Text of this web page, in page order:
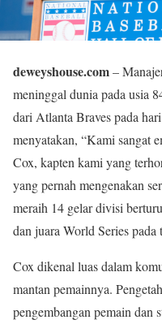
deweyshouse.com–
meninggal dunia pada usia
dari Atlanta Braves pada
menyatakan, “Kami sangat
Cox, kapten kami yang
yang pernah mengenakan
meraih 14 gelar divisi
dan juara World Series pada
Cox dikenal luas dalam
mantan pemainnya.
pengembangan pemain dan